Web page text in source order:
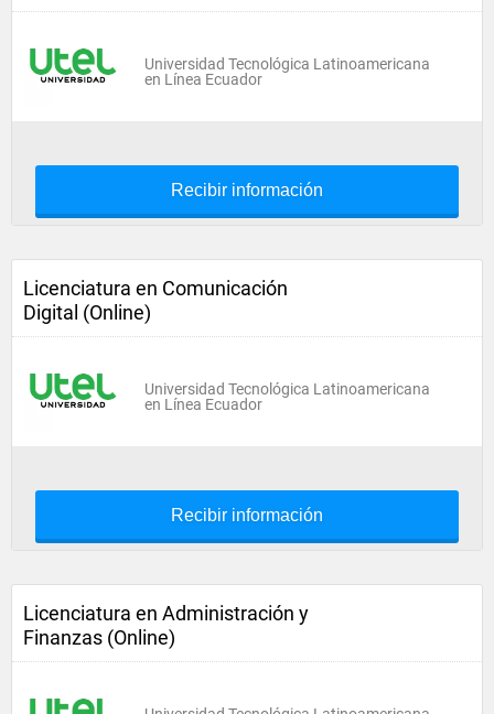
Universidad Tecnológica Latinoamericana
en Línea Ecuador
Recibir información
Licenciatura en Comunicación
Digital (Online)
Universidad Tecnológica Latinoamericana
en Línea Ecuador
Recibir información
Licenciatura en Administración y
Finanzas (Online)